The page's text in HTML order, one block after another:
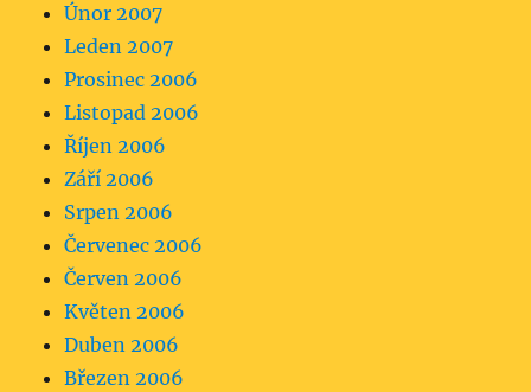
Únor 2007
Leden 2007
Prosinec 2006
Listopad 2006
Říjen 2006
Září 2006
Srpen 2006
Červenec 2006
Červen 2006
Květen 2006
Duben 2006
Březen 2006